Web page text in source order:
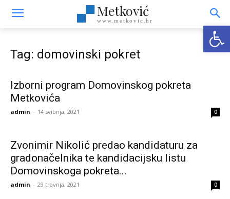
Metković
www.metkovic.hr
Tag: domovinski pokret
Izborni program Domovinskog pokreta
Metkovića
admin - 14 svibnja, 2021 0
Zvonimir Nikolić predao kandidaturu za
gradonačelnika te kandidacijsku listu
Domovinskoga pokreta...
admin - 29 travnja, 2021 0